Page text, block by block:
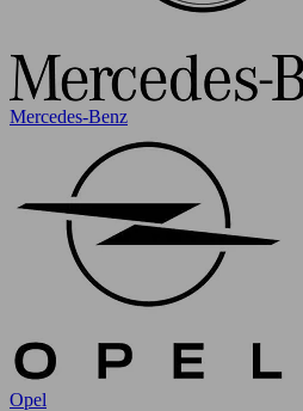
Mercedes-Benz
Opel